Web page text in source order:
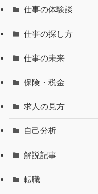
仕事の体験談
仕事の探し方
仕事の未来
保険・税金
求人の見方
自己分析
解説記事
転職